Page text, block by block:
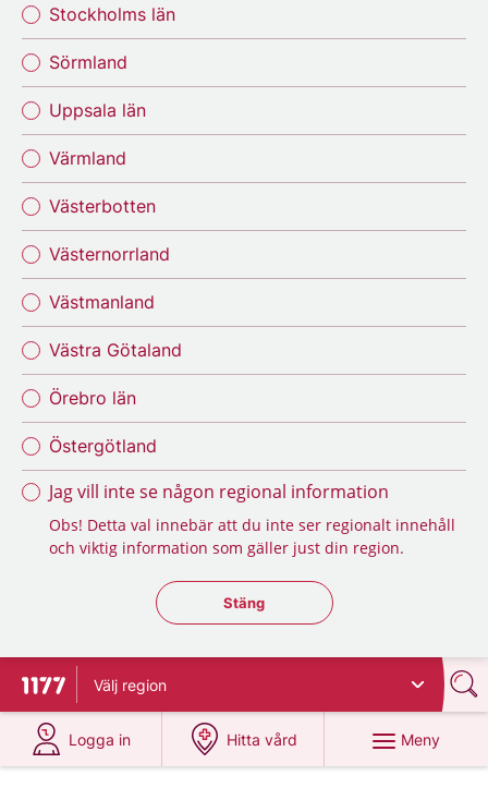
Stockholms län
Sörmland
Uppsala län
Värmland
Västerbotten
Västernorrland
Västmanland
Västra Götaland
Örebro län
Östergötland
Jag vill inte se någon regional information
Obs! Detta val innebär att du inte ser regionalt innehåll
och viktig information som gäller just din region.
Stäng regionsväljaren
Stäng
Till startsidan för 1177
Välj region
Logga in
på 1177.se
Hitta vård
på 1177.se
Meny